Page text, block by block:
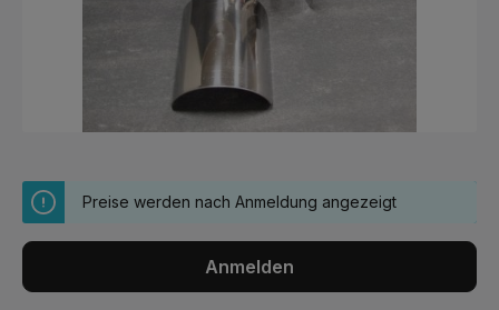
Preise werden nach Anmeldung angezeigt
Anmelden